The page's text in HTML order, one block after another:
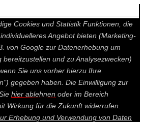
notwendige Cookies gesetzt.
Cookies und Statistik Funktionen, die
Angebot bieten (Marketing-
von Google zur Datenerhebung um
und zu Analysezwecken)
Sie uns vorher hierzu Ihre
gegeben haben. Die Einwilligung zur
hier ablehnen oder im Bereich
Wirkung für die Zukunft widerrufen.
Erhebung und Verwendung von Daten